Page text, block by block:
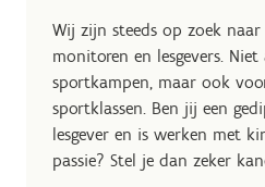
Wij zijn steeds op zoek naar
monitoren en lesgevers.
sportkampen, maar ook
sportklassen. Ben jij een
lesgever en is werken met
passie? Stel je dan zeker